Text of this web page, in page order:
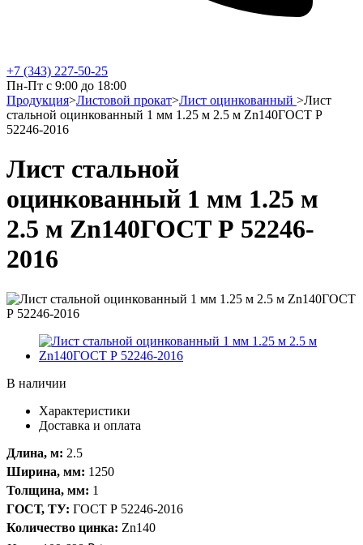
+7 (343) 227-50-25
Пн-Пт с 9:00 до 18:00
Продукция>Листовой прокат>Лист оцинкованный >Лист
стальной оцинкованный 1 мм 1.25 м 2.5 м Zn140ГОСТ Р
52246-2016
Лист стальной
оцинкованный 1 мм 1.25 м
2.5 м Zn140ГОСТ Р 52246-
2016
В наличии
Характеристики
Доставка и оплата
Длина, м: 2.5
Ширина, мм: 1250
Толщина, мм: 1
ГОСТ, ТУ: ГОСТ Р 52246-2016
Количество цинка: Zn140